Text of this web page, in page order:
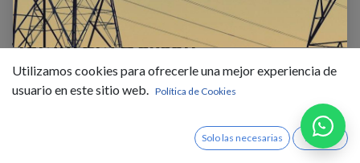
Canaleta Ranurada Gris 60 X
40Mm 2M Dexson
$14,95 IVA Incluido
Utilizamos cookies para ofrecerle una mejor experiencia de
usuario en este sitio web. Política de Cookies
Solo las necesarias Acepto